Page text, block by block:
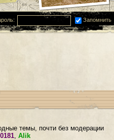
Запомнить
темы, почти без модерации
, Alik